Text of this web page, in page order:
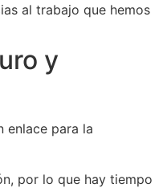
al trabajo que hemos
y
enlace para la
por lo que hay tiempo